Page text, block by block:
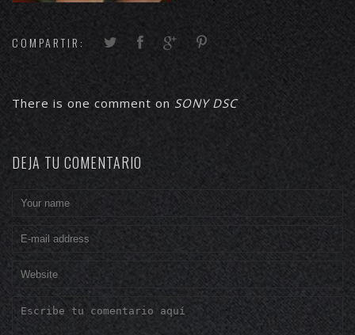
COMPARTIR:
There is one comment on SONY DSC
DEJA TU COMENTARIO